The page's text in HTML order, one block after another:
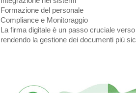
Formazione del personale
Compliance e Monitoraggio
La firma digitale è un passo cruciale
rendendo la gestione dei documenti più